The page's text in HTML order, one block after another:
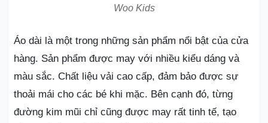
Woo Kids
Áo dài là một trong những sản phẩm nổi bật của cửa
hàng. Sản phẩm được may với nhiều kiểu dáng và
màu sắc. Chất liệu vải cao cấp, đảm bảo được sự
thoải mái cho các bé khi mặc. Bên cạnh đó, từng
đường kim mũi chỉ cũng được may rất tinh tế, tạo